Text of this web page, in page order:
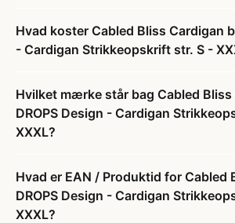
Hvad koster Cabled Bliss Cardigan
- Cardigan Strikkeopskrift str. S -
Hvilket mærke står bag Cabled
DROPS Design - Cardigan
XXXL?
Hvad er EAN / Produktid for Cabled
DROPS Design - Cardigan
XXXL?